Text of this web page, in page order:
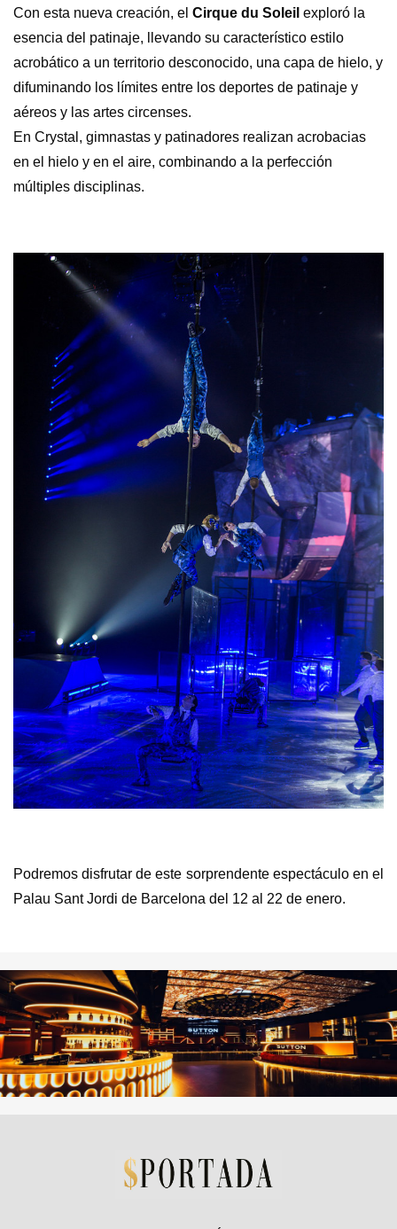
Con esta nueva creación, elCirque du Soleil exploró la
esencia del patinaje, llevando su característico estilo
acrobático a un territorio desconocido, una capa de hielo, y
difuminando los límites entre los deportes de patinaje y
aéreos y las artes circenses.
En Crystal, gimnastas y patinadores realizan acrobacias
en el hielo y en el aire, combinando a la perfección
múltiples disciplinas.
Podremos disfrutar de este sorprendente espectáculo en el
Palau Sant Jordi de Barcelona del 12 al 22 de enero.